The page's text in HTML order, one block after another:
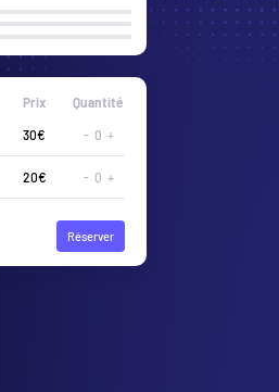
Prix Quantité
- 0 +
- 0 +
Réserver